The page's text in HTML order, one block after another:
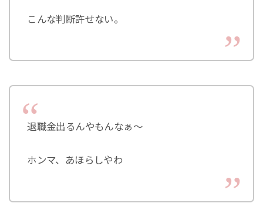
こんな判断許せない。
退職金出るんやもんなぁ～
ホンマ、あほらしやわ